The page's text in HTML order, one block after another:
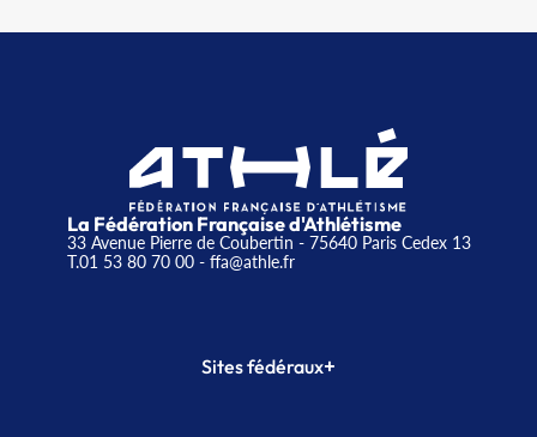
La Fédération Française d'Athlétisme
33 Avenue Pierre de Coubertin - 75640 Paris Cedex 13
T.01 53 80 70 00- ffa@athle.fr
Sites fédéraux+